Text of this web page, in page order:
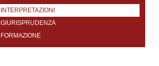
INTERPRETAZIONI
GIURISPRUDENZA
FORMAZIONE